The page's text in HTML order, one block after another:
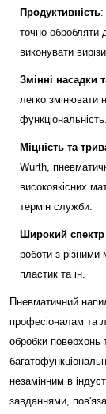
Продуктивність:
точно обробляти
виконувати
Змінні насадки
легко змінювати
функціональність.
Міцність та
Wurth,
високоякісних
термін служби.
Широкий спектр
роботи з
пластик та ін.
Пневматичний
професіоналам та
обробки поверхонь
незамінним в
завданнями,